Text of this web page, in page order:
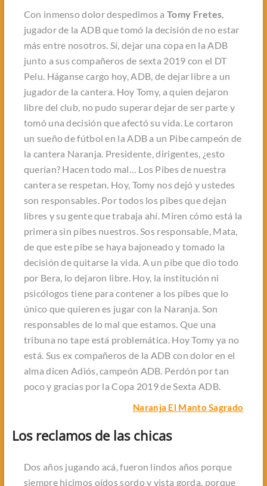
Con inmenso dolor despedimos aTomy Fretes,
jugador de la ADB que tomó la decisión de no estar
más entre nosotros. Sí, dejar una copa en la ADB
junto a sus compañeros de sexta 2019 con el DT
Pelu. Háganse cargo hoy, ADB, de dejar libre a un
jugador de la cantera. Hoy Tomy, a quien dejaron
libre del club, no pudo superar dejar de ser parte y
tomó una decisión que afectó su vida. Le cortaron
un sueño de fútbol en la ADB a un Pibe campeón de
la cantera Naranja. Presidente, dirigentes, ¿esto
querían? Hacen todo mal… Los Pibes de nuestra
cantera se respetan. Hoy, Tomy nos dejó y ustedes
son responsables. Por todos los pibes que dejan
libres y su gente que trabaja ahí. Miren cómo está la
primera sin pibes nuestros. Sos responsable, Mata,
de que este pibe se haya bajoneado y tomado la
decisión de quitarse la vida. A un pibe que dio todo
por Bera, lo dejaron libre. Hoy, la institución ni
psicólogos tiene para contener a los pibes que lo
único que quieren es jugar con la Naranja. Son
responsables de lo mal que estamos. Que una
tribuna no tape está problemática. Hoy Tomy ya no
está. Sus ex compañeros de la ADB con dolor en el
alma dicen Adiós, campeón ADB. Perdón por tan
poco y gracias por la Copa 2019 de Sexta ADB.
Naranja El Manto Sagrado
Los reclamos de las chicas
Dos años jugando acá, fueron lindos años porque
siempre hicimos oídos sordo y vista gorda, porque